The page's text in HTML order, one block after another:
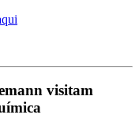
visitam